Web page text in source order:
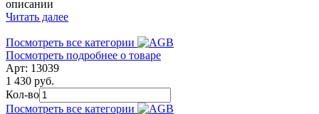
описании
Читать далее
Посмотреть все категории
Посмотреть подробнее о товаре
Арт: 13039
1 430 руб.
Кол-во
Посмотреть все категории